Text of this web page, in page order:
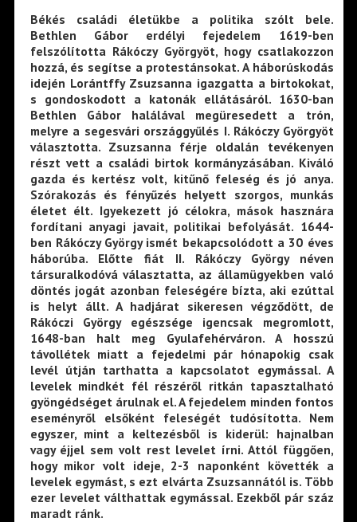
Békés családi életükbe a politika szólt bele.
Bethlen Gábor erdélyi fejedelem 1619-ben
felszólította Rákóczy Györgyöt, hogy csatlakozzon
hozzá, és segítse a protestánsokat. A háborúskodás
idején Lorántffy Zsuzsanna igazgatta a birtokokat,
s gondoskodott a katonák ellátásáról. 1630-ban
Bethlen Gábor halálával megüresedett a trón,
melyre a segesvári országgyűlés I. Rákóczy Györgyöt
választotta. Zsuzsanna férje oldalán tevékenyen
részt vett a családi birtok kormányzásában. Kiváló
gazda és kertész volt, kitűnő feleség és jó anya.
Szórakozás és fényűzés helyett szorgos, munkás
életet élt. Igyekezett jó célokra, mások hasznára
fordítani anyagi javait, politikai befolyását. 1644-
ben Rákóczy György ismét bekapcsolódott a 30 éves
háborúba. Előtte fiát II. Rákóczy György néven
társuralkodóvá választatta, az államügyekben való
döntés jogát azonban feleségére bízta, aki ezúttal
is helyt állt. A hadjárat sikeresen végződött, de
Rákóczi György egészsége igencsak megromlott,
1648-ban halt meg Gyulafehérváron. A hosszú
távollétek miatt a fejedelmi pár hónapokig csak
levél útján tarthatta a kapcsolatot egymással. A
levelek mindkét fél részéről ritkán tapasztalható
gyöngédséget árulnak el. A fejedelem minden fontos
eseményről elsőként feleségét tudósította. Nem
egyszer, mint a keltezésből is kiderül: hajnalban
vagy éjjel sem volt rest levelet írni. Attól függően,
hogy mikor volt ideje, 2-3 naponként követték a
levelek egymást, s ezt elvárta Zsuzsannától is. Több
ezer levelet válthattak egymással. Ezekből pár száz
maradt ránk.